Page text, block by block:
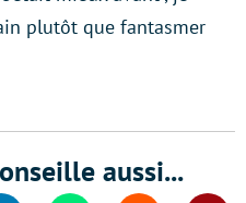
plutôt que fantasmer
aussi...